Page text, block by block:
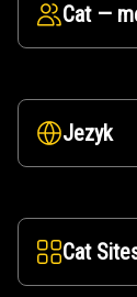
Cat —
Jezyk
Cat